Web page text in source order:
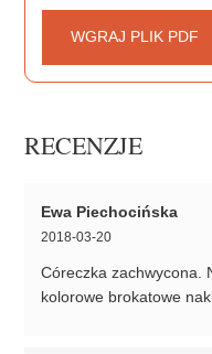
WGRAJ PLIK PDF
RECENZJE
Ewa Piechocińska
2018-03-20
Córeczka zachwycona.
kolorowe brokatowe